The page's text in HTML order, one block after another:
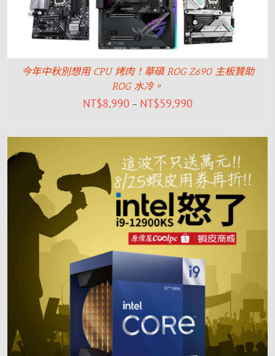
今年中秋別想用 CPU 烤肉！華碩 ROG Z690 主板贊助
ROG 水冷。
NT$8,990 – NT$59,990